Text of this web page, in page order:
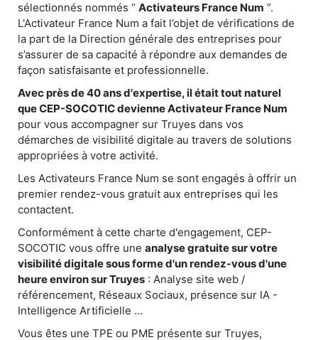
sélectionnés nommés “ Activateurs France Num ”.
L'Activateur France Num a fait l’objet de vérifications de
la part de la Direction générale des entreprises pour
s’assurer de sa capacité à répondre aux demandes de
façon satisfaisante et professionnelle.
Avec près de 40 ans d'expertise, il était tout naturel
que CEP-SOCOTIC devienne Activateur France Num
pour vous accompagner sur Truyes dans vos
démarches de visibilité digitale au travers de solutions
appropriées à votre activité.
Les Activateurs France Num se sont engagés à offrir un
premier rendez-vous gratuit aux entreprises qui les
contactent.
Conformément à cette charte d'engagement, CEP-
SOCOTIC vous offre une analyse gratuite sur votre
visibilité digitale sous forme d'un rendez-vous d'une
heure environ sur Truyes : Analyse site web /
référencement, Réseaux Sociaux, présence sur IA -
Intelligence Artificielle ...
Vous êtes une TPE ou PME présente sur Truyes,